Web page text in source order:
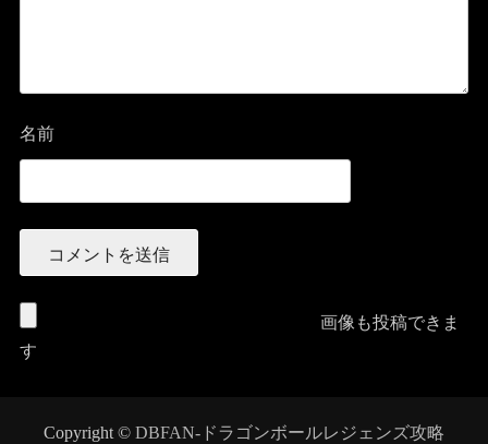
名前
画像も投稿できま
す
Copyright © DBFAN-ドラゴンボールレジェンズ攻略